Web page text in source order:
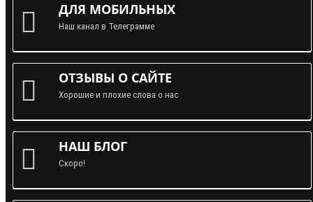
ДЛЯ МОБИЛЬНЫХ
Наш канал в Телеграмме
ОТЗЫВЫ О САЙТЕ
Хорошие и плохие слова о нас
НАШ БЛОГ
Скоро!